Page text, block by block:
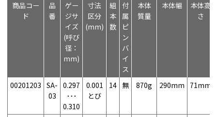
商品コー
ド
品
番
ゲー
ジサ
イズ
(呼び
径：
mm)
寸法
区分
(mm)
組
本
数
付
属
ピ
ン
バ
イ
ス
本体
質量
本体幅
本体高
さ
00201203 SA-
03
0.297
･･･
0.310
0.001
とび
14 無 870g 290mm 71mm